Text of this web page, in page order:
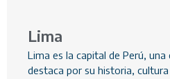
Lima
Lima es la capital de Perú,
destaca por su historia,